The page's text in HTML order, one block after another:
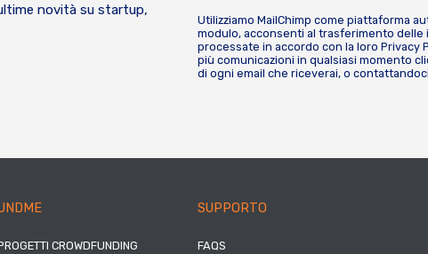
novità su startup,
Utilizziamo MailChimp come piattaforma
modulo, acconsenti al trasferimento delle
processate in accordo con la loro Privacy
più comunicazioni in qualsiasi momento
di ogni email che riceverai, o
CROWDFUNDING
SUPPORTO
FAQS